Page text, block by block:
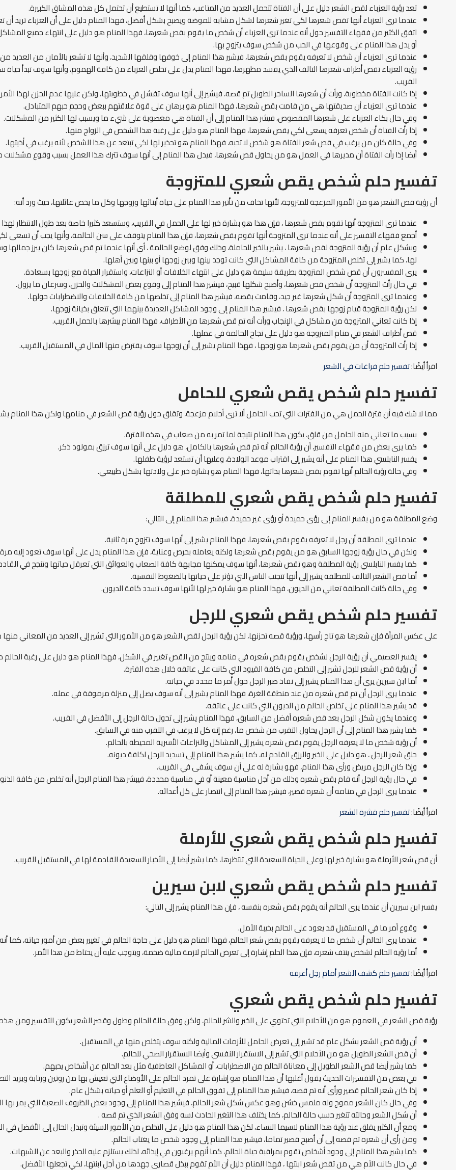
تعد رؤية العزباء لقص الشعر دليل على أن الفتاة تتحمل العديد من المتاعب، كما أنها لا تستطيع أن تحتمل كل هذه المشاق الكبيرة.
عندما ترى العزباء أنها تقص شعرها لكي تغير شعرها لشكل مشابه للموضة ويصبح بشكل أفضل، فهذا المنام دليل على أن العزباء تريد أن
اتفق الكثير من فقهاء التفسير حول أنه عندما ترى العزباء أن شخص ما يقوم بقص شعرها، فهذا المنام هو دليل على انتهاء جميع المشاكل
أو يدل هذا المنام على وقوعها في الحب من شخص سوف يتزوج بها.
عندما ترى العزباء أن شخص لا تعرفه يقوم بقص شعرها، فيشير هذا المنام إلى خوفها وقلقها الشديد، وأنها لا تشعر بالأمان من
رؤية العزباء تقص أطراف شعرها التالف الذي يفسد مظهرها، فهذا المنام يدل على تخلص العزباء من كافة الهموم، وأنها سوف تبدأ حياة
القريب.
إذا كانت الفتاة مخطوبة، ورأت أن شعرها الساحر الطويل تم قصه، فيشير إلى أنها سوف تفشل في خطوبتها، ولكن عليها عدم الحزن لهذا
عندما ترى العزباء أن صديقتها هي من قامت بقص شعرها، فهذا المنام هو برهان على قوة علاقتهم ببعض وحجم حبهم المتبادل.
وفي حال بكاء العزباء على شعرها المقصوص، فيشر هذا المنام إلى أن الفتاة هي مغصوبة على شيء ما ويسبب لها الكثير من المشكلات.
إذا رأت الفتاة أن شخص تعرفه يسعى لكي يقص شعرها، فهذا المنام هو دليل على رغبة هذا الشخص في الزواج منها.
وفي حالة كان من يرغب في قص شعر الفتاة هو شخص لا تحبه، فهذا المنام هو تحذير لها لكي تبتعد عن هذا الشخص لأنه يرغب في أذيتها.
أيضا إذا رأت الفتاة أن مديرها في العمل هو من يحاول قص شعرها، فيدل هذا المنام إلى أنها سوف تترك هذا العمل بسبب وقوع مشكلات
تفسير حلم شخص يقص شعري للمتزوجة
أن رؤية قص الشعر هو من الأمور المزعجة للمتزوجة، لأنها تخاف من تأثير هذا المنام على حياة أبنائها وزوجها وكل ما يخص عائلتها، حيث ورد أنه:
عندما ترى المتزوجة أنها تقوم بقص شعرها ، فإن هذا هو بشارة خير لها على الحمل في القريب، وستسعد كثيرا خاصة بعد طول الانتظار لهذا
أجمع فقهاء التفسير على أنه عندما ترى المتزوجة أنها تقوم بقص شعرها، فإن هذا المنام يتوقف على سن الحالمة، وأنها يجب أن تسعى
وبشكل عام أن رؤية المتزوجة لقص شعرها ، يشير بالخير للحاملة، وذلك وفق لوضع الحالمة ، أي أنها عندما تم قص شعرها كان يبرز
لها، كما يشير إلى تخلص المتزوجة من كافة المشاكل التي كانت توجد بينها وبين زوجها أو بينها وبين أهلها.
يرى المفسرون أن قص شخص المتزوجة بطريقة سليمة هو دليل على انتهاء الخلافات أو النزاعات، واستقرار الحياة مع زوجها بسعادة.
في حال رأت المتزوجة أن شخص قص شعرها، وأصبح شكلها قبيح، فيشير هذا المنام إلى وقوع بعض المشكلات والحزن، وسرعان ما يزول.
وعندما ترى المتزوجة أن شكل شعرها غير جيد، وقامت بقصه، فيشير هذا المنام إلى تخلصها من كافة الخلافات والاضطرابات حولها.
لكن رؤية المتزوجة قيام زوجها بقص شعرها ، فيشير هذا المنام إلى وجود المشاكل العديدة بينهما التي تتعلق بخيانة زوجها.
إذا كانت تعاني المتزوجة من مشاكل في الإنجاب ورأت أنه تم قص شعرها من الأطراف، فهذا المنام يبشرها بالحمل القريب.
قص أطراف الشعر في منام المتزوجة هو دليل على نجاح الحالمة في عملها.
إذا رأت المتزوجة أن من يقوم بقص شعرها هو زوجها ، فهذا المنام يشير إلى أن زوجها سوف يقترض منها المال في المستقبل القريب.
اقرأ أيضًا:تفسير حلم فراغات في الشعر
تفسير حلم شخص يقص شعري للحامل
مما لا شك فيه أن فترة الحمل هي من الفترات التي تحب الحامل ألا ترى أحلام مزعجة، وتقلق حول رؤية قص الشعر في منامها ولكن هذا المنام يشير
بسبب ما تعاني منه الحامل من قلق، يكون هذا المنام نتيجة لما تمر به من صعاب في هذه الفترة.
كما يرى بعض من فقهاء التفسير، أن رؤية الحالم أنه تم قص شعرها بالكامل، هو دليل على أنها سوف ترزق بمولود ذكر.
يفسر النابلسي هذا المنام على أنه يشير إلى اقتراب موعد الولادة، وعليها أن تستعد لرؤية طفلها.
وفي حالة رؤية الحالم أنها تقوم بقص شعرها بذاتها، فهذا المنام هو بشارة خير على ولادتها بشكل طبيعي.
تفسير حلم شخص يقص شعري للمطلقة
وضع المطلقة هو من يفسر المنام إلى رؤى حميدة أو رؤى غير حميدة، فيشير هذا المنام إلى التالي:
عندما ترى المطلقة أن رجل لا تعرفه يقوم بقص شعرها، فهذا المنام يشير إلى أنها سوف تتزوج مرة ثانية.
ولكن في حال رؤية زوجها السابق هو من يقوم بقص شعرها ولكنه يعامله بحرص وعناية، فإن هذا المنام يدل على أنها سوف تعود إليه
كما يفسر النابلسي رؤية المطلقة وهو تقص شعرها، أنها سوف يمكنها مجابهة كافة الصعاب والعوائق التي تعرقل حياتها وتنجح في
أما قص الشعر التالف للمطلقة يشير إلى أنها تتجنب الناس التي تؤثر على حياتها بالضغوط النفسية.
وفي حالة كانت المطلقة تعاني من الديون، فهذا المنام هو بشارة خير لها لأنها سوف تسدد كافة الديون.
تفسير حلم شخص يقص شعري للرجل
على عكس المرأة فإن شعرها هو تاج رأسها، ورؤية قصه تحزنها، لكن رؤية الرجل لقص الشعر هو من الأمور التي تشير إلى العديد من المعاني منها
يفسر العصيمي أن رؤية الرجل لشخص يقوم بقص شعره في منامه وينتج من القص تغيير في الشكل، فهذا المنام هو دليل على رغبة الحالم
أن رؤية قص الشعر للرجل تشير إلى التخلص من كافة القيود التي كانت على عاتقه خلال هذه الفترة.
أما ابن سيرين يرى أن هذا المنام يشير إلى نفاذ صبر الرجل حول أمر ما محدد في حياته.
عندما يرى الرجل أن تم قص شعره من عند منطقة الغرة، فهذا المنام يشير إلى أنه سوف يصل إلى منزلة مرموقة في عمله.
قد يشير هذا المنام على تخلص الحالم من الديون التي كانت على عاتقه.
وعندما يكون شكل الرجل بعد قص شعره أفضل من السابق، فهذا المنام يشير إلى تحول حالة الرجل إلى الأفضل في القريب.
كما يشير هذا المنام إلى أن الرجل يحاول التقرب من شخص ما، رغم إنه كل لا يرغب في التقرب منه في السابق.
أن رؤية شخص ما لا يعرفه الرجل يقوم بقص شعره يشير إلى المشاكل والنزاعات الأسرية المحيطة بالحالم.
حلق شعر الرجل ، هو دليل على الخير والرزق القادم له، كما يشير هذا المنام إلى تسديد الرجل لكافة ديونه.
وإذا كان الرجل مريض ورأى هذا المنام، فهو بشارة له على أن سوف يشفى في القريب.
في حال رؤية الرجل أنه قام بقص شعره وذلك من أجل مناسبة معينة أو في مناسبة محددة، فيبشر هذا المنام الرجل أنه تخلص من كافة
عندما يرى الرجل في منامه أن شعره قصير، فيشير هذا المنام إلى انتصار على كل أعدائه.
اقرأ أيضًا:تفسير حلم قشرة الشعر
تفسير حلم شخص يقص شعري للأرملة
أن قص شعر الأرملة هو بشارة خير لها وعلى الحياة السعيدة التي تنتظرها، كما يشير أيضا إلى الأخبار السعيدة القادمة لها في المستقبل القريب.
تفسير حلم شخص يقص شعري لابن سيرين
يفسر ابن سيرين أن عندما يرى الحالم أنه يقوم بقص شعره بنفسه ، فإن هذا المنام يشير إلى التالي:
وقوع أمر ما في المستقبل قد يعود على الحالم بخيبة الأمل.
عندما يرى الحالم أن شخص ما لا يعرفه يقوم بقص شعر الحالم، فهذا المنام هو دليل على حاجة الحالم في تغيير بعض من أمور حياته، كما
أما رؤية الحالم لشخص ينتف شعره، فإن هذا الحلم إشارة إلى تعرض الحالم لازمة مالية ضخمة، ويتوجب عليه أن يحتاط من هذا الأمر.
اقرأ أيضًا:تفسير حلم كشف الشعر أمام رجل أعرفه
تفسير حلم شخص يقص شعري
رؤية قص الشعر في العموم هو من الأحلام التي تحتوي على الخير والشر للحالم، ولكن وفق حالة الحالم وطول وقصر الشعر يكون التفسير ومن هذه
أن رؤية قص الشعر بشكل عام قد تشير إلى تعرض الحامل للأزمات المالية ولكنه سوف يتخلص منها في المستقبل.
أن قص الشعر الطويل هو من الأحلام التي تشير إلى الاستقرار النفسي وأيضا الاستقرار الصحي للحالم.
كما يشير أيضا قص الشعر الطويل إلى معاناة الحالم من الاضطرابات، أو المشاكل العاطفية مثل بعد الحالم عن أشخاص يحبهم.
في بعض من التفسيرات الحديث يقول أغلبها أن هذا المنام هو إشارة على تمرد الحالم على الأوضاع التي تعيش بها من روتين ورتابة ويريد
إذا كان شعر الحالم قصير ورأى أنه تم قصه، فيشير هذا المنام إلى تفوق الحالم في التعليم أو العلم أو حياته بشكل عام.
وفي حال كان الشعر مموج وله ملمس خشن وهو عكس شكل شعر الحالم، فيشير هذا المنام إلى وجود بعض الظروف الصعبة التي يمر بها
أن شكل الشعر وحالته تتغير حسب حالة الحالم، كما يختلف هذا التغير الحادث لسه وفق الشعر الذي تم قصه .
ومع أن الكثير يقلق عند رؤية هذا المنام لاسيما النساء، لكن هذا المنام هو دليل على التخلص من الأمور السيئة وتبدل الحال إلى الأفضل في
ومن رأى أن شعره تم قصه إلى أن أصبح قصير تماما، فيشير هذا المنام إلى وجود شخص ما يغتاب الحالم.
كما يشير هذا المنام إلى وجود أشخاص تقوم بمراقبة حياة الحالم، كما أنهم يرغبون في إيذائه، لذلك يستلزم عليه الحذر والبعد عن الشبهات.
في حال كانت الأم هي من تقص شعر ابنتها ، فهذا المنام دليل أن الأم تقوم ببذل قصارى جهدها من أجل ابنتها، لكي تجعلها الأفضل.